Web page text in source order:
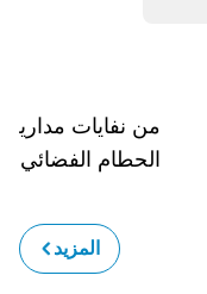
من نفايات
الحطام الفضائي
المزيد